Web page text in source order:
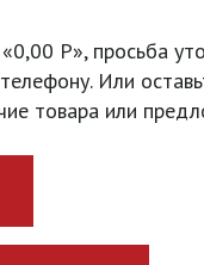
Р», просьба
Или
товара или